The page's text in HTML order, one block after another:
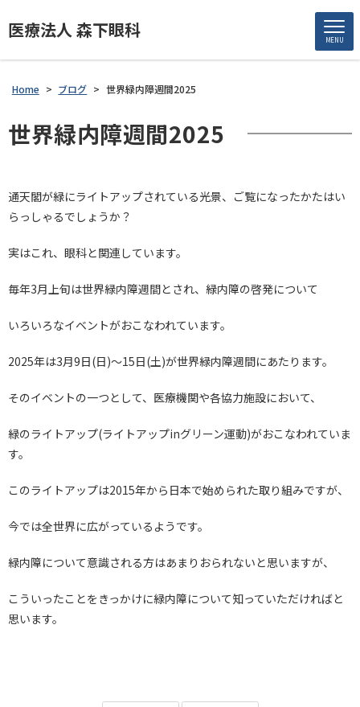
医療法人 森下眼科 MENU
Home > ブログ > 世界緑内障週間2025
世界緑内障週間2025
通天閣が緑にライトアップされている光景、ご覧になったかたはい
らっしゃるでしょうか？
実はこれ、眼科と関連しています。
毎年3月上旬は世界緑内障週間とされ、緑内障の啓発について
いろいろなイベントがおこなわれています。
2025年は3月9日(日)～15日(土)が世界緑内障週間にあたります。
そのイベントの一つとして、医療機関や各協力施設において、
緑のライトアップ(ライトアップinグリーン運動)がおこなわれていま
す。
このライトアップは2015年から日本で始められた取り組みですが、
今では全世界に広がっているようです。
緑内障について意識される方はあまりおられないと思いますが、
こういったことをきっかけに緑内障について知っていただければと
思います。